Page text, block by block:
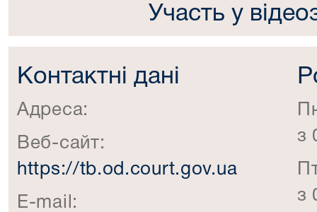
Участь у
Контактні дані
Адреса:
Веб-сайт:
https://tb.od.court.gov.ua
E-mail:
з
з